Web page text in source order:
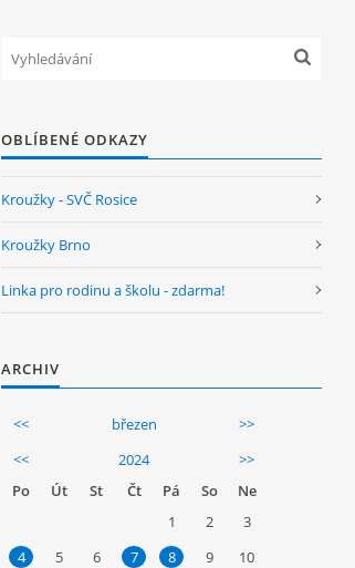
OBLÍBENÉ ODKAZY
Kroužky - SVČ Rosice
Kroužky Brno
Linka pro rodinu a školu - zdarma!
ARCHIV
<< březen
>>
<<
2024
>>
Po
Út St Čt Pá So
Ne
1
2
3
4
5 6 7 8 9
10